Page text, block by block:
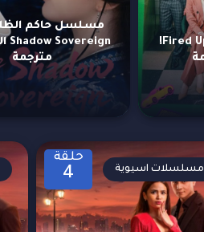
مسلسل الحماس! Fired Up!
مترجمة
حلقة
4 مسلسلات اسيوية